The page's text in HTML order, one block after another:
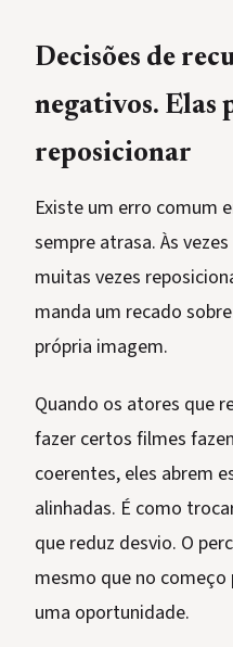
Decisões de
negativos. Elas
reposicionar
Existe um erro comum
sempre atrasa. Às
muitas vezes
manda um recado
própria imagem.
Quando os atores que
fazer certos filmes
coerentes, eles abrem
alinhadas. É como
que reduz desvio. O
mesmo que no começo
uma oportunidade.